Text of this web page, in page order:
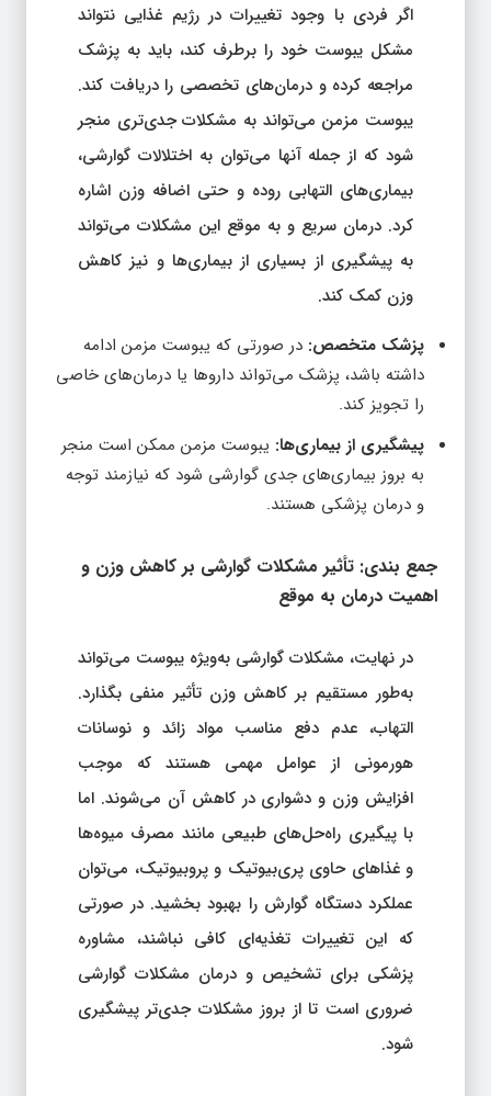
اگر فردی با وجود تغییرات در رژیم غذایی نتواند
مشکل یبوست خود را برطرف کند، باید به پزشک
مراجعه کرده و درمان‌های تخصصی را دریافت کند.
یبوست مزمن می‌تواند به مشکلات جدی‌تری منجر
شود که از جمله آنها می‌توان به اختلالات گوارشی،
بیماری‌های التهابی روده و حتی اضافه وزن اشاره
کرد. درمان سریع و به موقع این مشکلات می‌تواند
به پیشگیری از بسیاری از بیماری‌ها و نیز کاهش
وزن کمک کند.
پزشک متخصص: در صورتی که یبوست مزمن ادامه
داشته باشد، پزشک می‌تواند داروها یا درمان‌های خاصی
را تجویز کند.
پیشگیری از بیماری‌ها: یبوست مزمن ممکن است منجر
به بروز بیماری‌های جدی گوارشی شود که نیازمند توجه
و درمان پزشکی هستند.
جمع‌ بندی: تأثیر مشکلات گوارشی بر کاهش وزن و
اهمیت درمان به موقع
در نهایت، مشکلات گوارشی به‌ویژه یبوست می‌تواند
به‌طور مستقیم بر کاهش وزن تأثیر منفی بگذارد.
التهاب، عدم دفع مناسب مواد زائد و نوسانات
هورمونی از عوامل مهمی هستند که موجب
افزایش وزن و دشواری در کاهش آن می‌شوند. اما
با پیگیری راه‌حل‌های طبیعی مانند مصرف میوه‌ها
و غذاهای حاوی پری‌بیوتیک و پروبیوتیک، می‌توان
عملکرد دستگاه گوارش را بهبود بخشید. در صورتی
که این تغییرات تغذیه‌ای کافی نباشند، مشاوره
پزشکی برای تشخیص و درمان مشکلات گوارشی
ضروری است تا از بروز مشکلات جدی‌تر پیشگیری
شود.